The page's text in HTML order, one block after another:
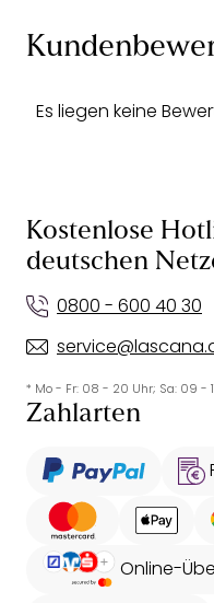
Es liegen keine
Kostenlose
deutschen
0800 - 600 40 30
* Mo - Fr: 08 - 20 Uhr; Sa: 09 -
Zahlarten
Online-